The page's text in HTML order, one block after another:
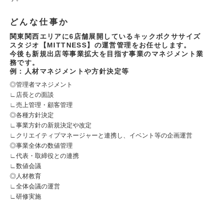
どんな仕事か
関東関西エリアに6店舗展開しているキックボクササイズ
スタジオ【MITTNESS】の運営管理をお任せします。
今後も新規出店等事業拡大を目指す事業のマネジメント業
務です。
例：人材マネジメントや方針決定等
◎管理者マネジメント
∟店長との面談
∟売上管理・顧客管理
◎各種方針決定
∟事業方針の新規決定や改定
∟クリエイティブマネージャーと連携し、イベント等の企画運営
◎事業全体の数値管理
∟代表・取締役との連携
∟数値会議
◎人材教育
∟全体会議の運営
∟研修実施